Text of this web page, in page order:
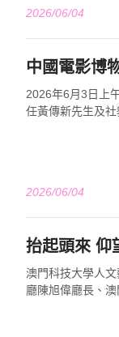
2026/06/04
中國電影博
2026年6月3日上
任黃傳新先生及
2026/06/04
澳門科技大學人
廳陳旭偉廳長、